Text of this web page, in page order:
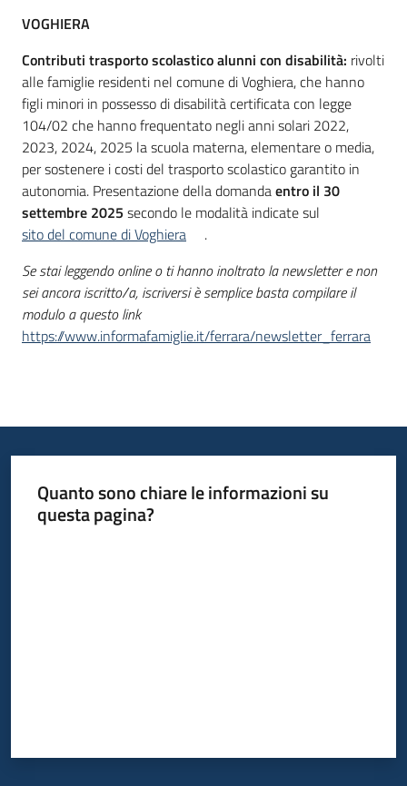
VOGHIERA
Contributi trasporto scolastico alunni con disabilità: rivolti
alle famiglie residenti nel comune di Voghiera, che hanno
figli minori in possesso di disabilità certificata con legge
104/02 che hanno frequentato negli anni solari 2022,
2023, 2024, 2025 la scuola materna, elementare o media,
per sostenere i costi del trasporto scolastico garantito in
autonomia. Presentazione della domandaentro il 30
settembre 2025 secondo le modalità indicate sul
sito del comune di Voghiera
.
Se stai leggendo online o ti hanno inoltrato la newsletter e non
sei ancora iscritto/a, iscriversi è semplice basta compilare il
modulo a questo link
https://www.informafamiglie.it/ferrara/newsletter_ferrara
Quanto sono chiare le informazioni su
questa pagina?